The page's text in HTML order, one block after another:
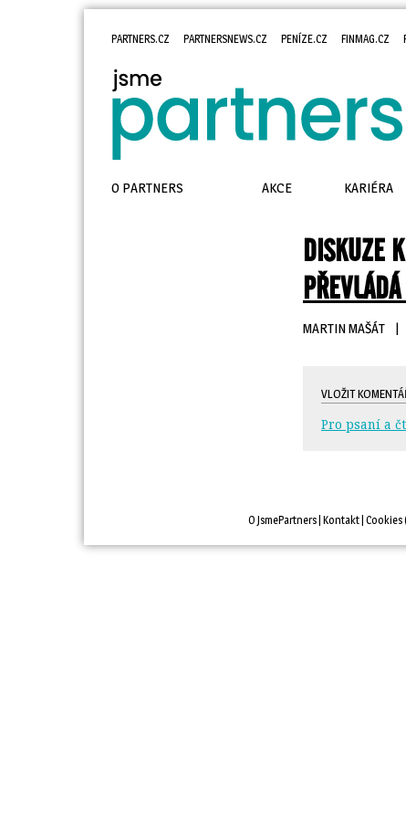
DISKUZE
MARTIN MAŠÁT |
VLOŽIT
Pro psaní a
PARTNERS.CZ PARTNERSNEWS.CZ PENÍZE.CZ FINMAG.CZ
O PARTNERS AKCE KARIÉRA
O JsmePartners Kontakt Cookies